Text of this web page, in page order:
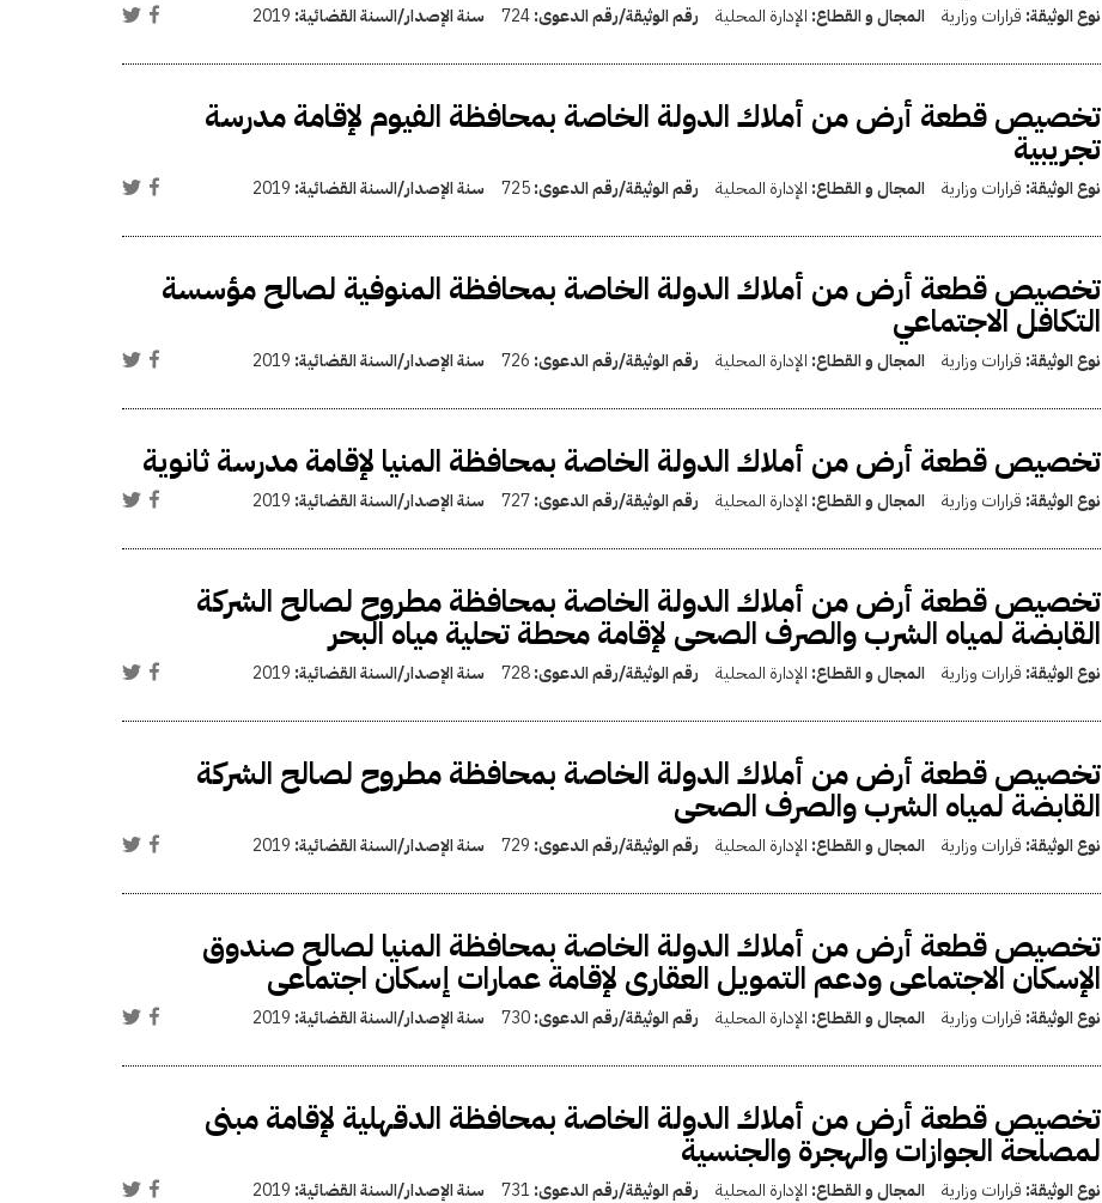
نوع الوثيقة: قرارات وزارية المجال و القطاع: الإدارة المحلية رقم الوثيقة/رقم الدعوى:724 سنة الإصدار/السنة القضائية: 2019
تخصيص قطعة أرض من أملاك الدولة الخاصة بمحافظة الفيوم لإقامة مدرسة
تجريبية
نوع الوثيقة: قرارات وزارية المجال و القطاع: الإدارة المحلية رقم الوثيقة/رقم الدعوى:725 سنة الإصدار/السنة القضائية: 2019
تخصيص قطعة أرض من أملاك الدولة الخاصة بمحافظة المنوفية لصالح مؤسسة
التكافل الاجتماعي
نوع الوثيقة: قرارات وزارية المجال و القطاع: الإدارة المحلية رقم الوثيقة/رقم الدعوى: 726 سنة الإصدار/السنة القضائية: 2019
تخصيص قطعة أرض من أملاك الدولة الخاصة بمحافظة المنيا لإقامة مدرسة ثانوية
نوع الوثيقة: قرارات وزارية المجال و القطاع: الإدارة المحلية رقم الوثيقة/رقم الدعوى:727 سنة الإصدار/السنة القضائية: 2019
تخصيص قطعة أرض من أملاك الدولة الخاصة بمحافظة مطروح لصالح الشركة
القابضة لمياه الشرب والصرف الصحى لإقامة محطة تحلية مياه البحر
نوع الوثيقة: قرارات وزارية المجال و القطاع: الإدارة المحلية رقم الوثيقة/رقم الدعوى:728 سنة الإصدار/السنة القضائية: 2019
تخصيص قطعة أرض من أملاك الدولة الخاصة بمحافظة مطروح لصالح الشركة
القابضة لمياه الشرب والصرف الصحى
نوع الوثيقة: قرارات وزارية المجال و القطاع: الإدارة المحلية رقم الوثيقة/رقم الدعوى: 729 سنة الإصدار/السنة القضائية: 2019
تخصيص قطعة أرض من أملاك الدولة الخاصة بمحافظة المنيا لصالح صندوق
الإسكان الاجتماعى ودعم التمويل العقارى لإقامة عمارات إسكان اجتماعى
نوع الوثيقة: قرارات وزارية المجال و القطاع: الإدارة المحلية رقم الوثيقة/رقم الدعوى:730 سنة الإصدار/السنة القضائية: 2019
تخصيص قطعة أرض من أملاك الدولة الخاصة بمحافظة الدقهلية لإقامة مبنى
لمصلحة الجوازات والهجرة والجنسية
نوع الوثيقة: قرارات وزارية المجال و القطاع: الإدارة المحلية رقم الوثيقة/رقم الدعوى: 731 سنة الإصدار/السنة القضائية: 2019